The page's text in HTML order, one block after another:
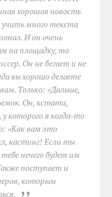
хорошая новость
много текста
И он очень
на площадку, то
Он не бегает и не
вы хорошо делаете
Только: «Дальше,
Он, кстати,
которого я когда-то
«Как вам это
кастинг! Если ты
нечего будет им
поступает и
которым